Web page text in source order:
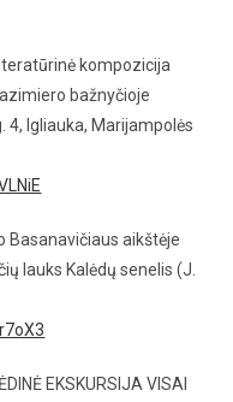
kompozicija
bažnyčioje
4, Igliauka, Marijampolės
Basanavičiaus aikštėje
lauks Kalėdų senelis (J.
EKSKURSIJA VISAI